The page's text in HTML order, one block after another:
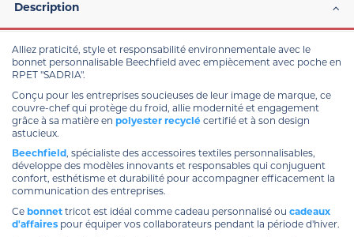
Description
Alliez praticité, style et responsabilité environnementale avec le
bonnet personnalisable Beechfield avec empiècement avec poche en
RPET "SADRIA".
Conçu pour les entreprises soucieuses de leur image de marque, ce
couvre-chef qui protège du froid, allie modernité et engagement
grâce à sa matière en polyester recyclé certifié et à son design
astucieux.
Beechfield, spécialiste des accessoires textiles personnalisables,
développe des modèles innovants et responsables qui conjuguent
confort, esthétisme et durabilité pour accompagner efficacement la
communication des entreprises.
Ce bonnet tricot est idéal comme cadeau personnalisé ou cadeaux
d'affaires pour équiper vos collaborateurs pendant la période d'hiver.